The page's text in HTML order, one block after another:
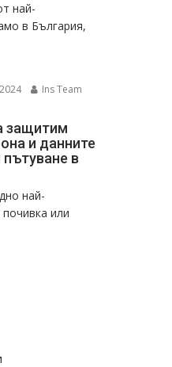
най-
в България,
Ins Team
защитим
и данните
пътуване в
най-
или